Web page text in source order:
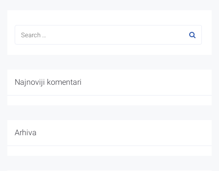
Najnoviji komentari
Arhiva